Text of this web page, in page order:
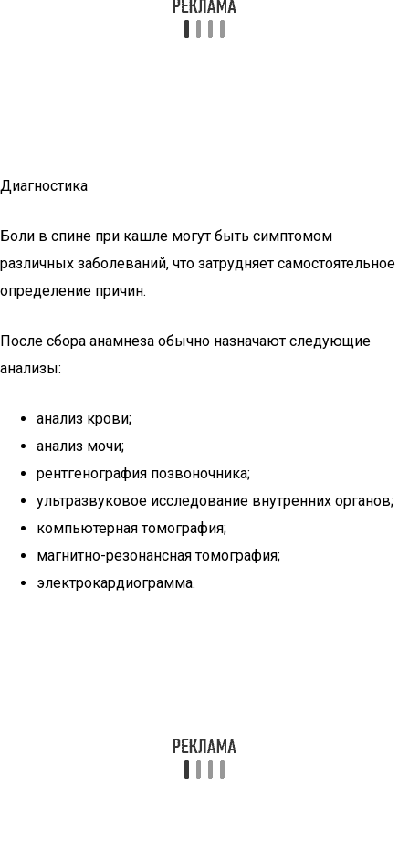
Диагностика
Боли в спине при кашле могут быть симптомом
различных заболеваний, что затрудняет самостоятельное
определение причин.
После сбора анамнеза обычно назначают следующие
анализы:
анализ крови;
анализ мочи;
рентгенография позвоночника;
ультразвуковое исследование внутренних органов;
компьютерная томография;
магнитно-резонансная томография;
электрокардиограмма.